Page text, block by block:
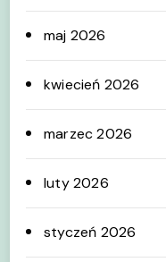
maj 2026
kwiecień 2026
marzec 2026
luty 2026
styczeń 2026